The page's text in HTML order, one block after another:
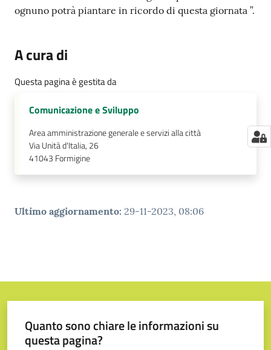
ognuno potrà piantare in ricordo di questa giornata ”.
A cura di
Questa pagina è gestita da
Comunicazione e Sviluppo
Area amministrazione generale e servizi alla città
Via Unità d'Italia, 26
41043 Formigine
Ultimo aggiornamento: 29-11-2023, 08:06
Quanto sono chiare le informazioni su
questa pagina?